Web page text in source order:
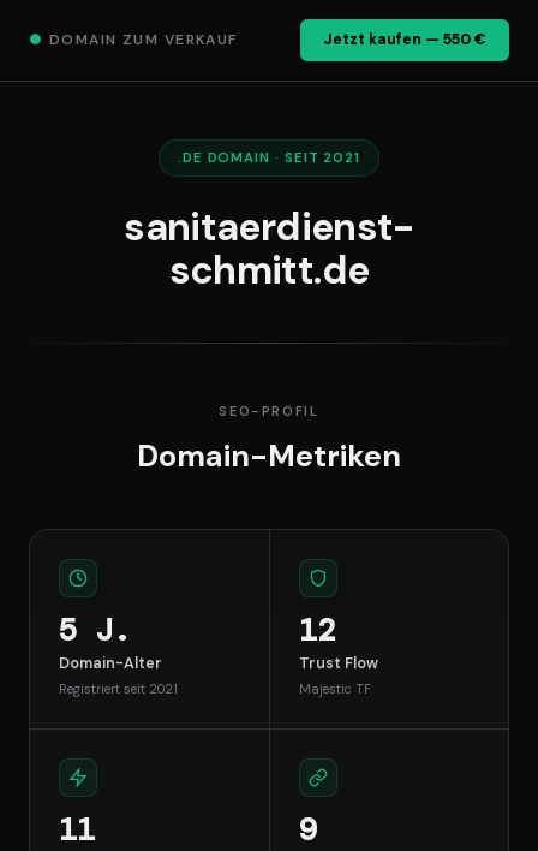
● DOMAIN ZUM VERKAUF Jetzt kaufen — 550 €
.DE DOMAIN · SEIT 2021
sanitaerdienst-
schmitt.de
SEO-PROFIL
Domain-Metriken
5 J.
Domain-Alter
Registriert seit 2021
12
Trust Flow
Majestic TF
11 9